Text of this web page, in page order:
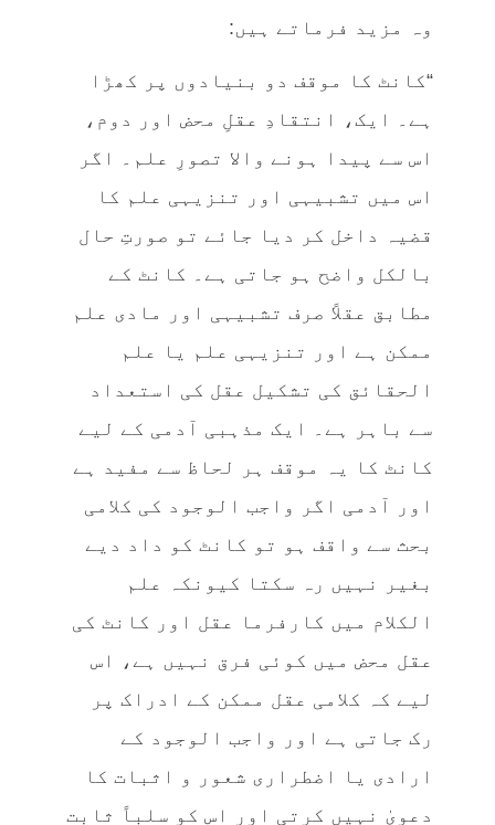
وہ مزید فرماتے ہیں:
“کانٹ کا موقف دو بنیادوں پر کھڑا
ہے۔ ایک، انتقادِ عقلِ محض اور دوم،
اس سے پیدا ہونے والا تصورِ علم۔ اگر
اس میں تشبیہی اور تنزیہی علم کا
قضیہ داخل کر دیا جائے تو صورتِ حال
بالکل واضح ہو جاتی ہے۔ کانٹ کے
مطابق عقلاً صرف تشبیہی اور مادی علم
ممکن ہے اور تنزیہی علم یا علم
الحقائق کی تشکیل عقل کی استعداد
سے باہر ہے۔ ایک مذہبی آدمی کے لیے
کانٹ کا یہ موقف ہر لحاظ سے مفید ہے
اور آدمی اگر واجب الوجود کی کلامی
بحث سے واقف ہو تو کانٹ کو داد دیے
بغیر نہیں رہ سکتا کیونکہ علم
الکلام میں کارفرما عقل اور کانٹ کی
عقل محض میں کوئی فرق نہیں ہے، اس
لیے کہ کلامی عقل ممکن کے ادراک پر
رک جاتی ہے اور واجب الوجود کے
ارادی یا اضطراری شعور و اثبات کا
دعویٰ نہیں کرتی اور اس کو سلباً ثابت